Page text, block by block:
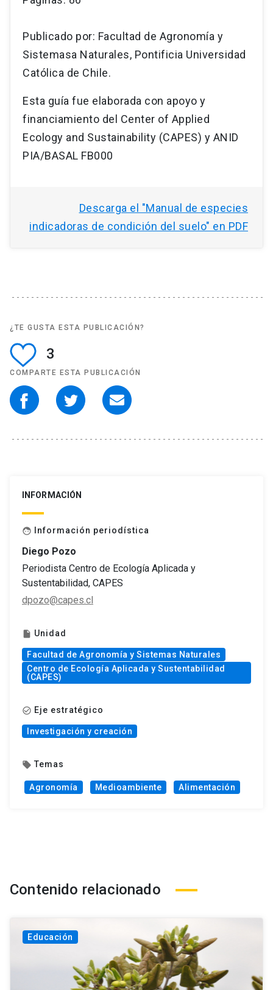
Publicado por: Facultad de Agronomía y
Sistemasa Naturales, Pontificia Universidad
Católica de Chile.
Esta guía fue elaborada con apoyo y
financiamiento del Center of Applied
Ecology and Sustainability (CAPES) y ANID
PIA/BASAL FB000
Descarga el "Manual de especies
indicadoras de condición del suelo" en PDF
¿TE GUSTA ESTA PUBLICACIÓN?
3
COMPARTE ESTA PUBLICACIÓN
INFORMACIÓN
face Información periodística
Diego Pozo
Periodista Centro de Ecología Aplicada y
Sustentabilidad, CAPES
dpozo@capes.cl
insert_drive_file Unidad
Facultad de Agronomía y Sistemas Naturales
Centro de Ecología Aplicada y Sustentabilidad
(CAPES)
check_circle_outline Eje estratégico
Investigación y creación
local_offer Temas
Agronomía Medioambiente Alimentación
Contenido relacionado
Educación